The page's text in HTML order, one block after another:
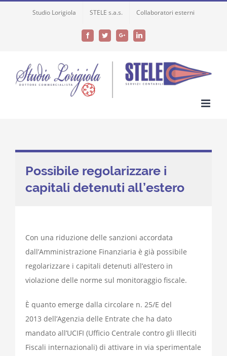
Studio Lorigiola STELE s.a.s. Collaboratori esterni
FacebookTwitterGoogle+LinkedIn
Possibile regolarizzare i
capitali detenuti all’estero
Con una riduzione delle sanzioni accordata
dall’Amministrazione Finanziaria è già possibile
regolarizzare i capitali detenuti all’estero in
violazione delle norme sul monitoraggio fiscale.
È quanto emerge dalla circolare n. 25/E del
2013 dell’Agenzia delle Entrate che ha dato
mandato all’UCIFI (Ufficio Centrale contro gli Illeciti
Fiscali internazionali) di attivare in via sperimentale